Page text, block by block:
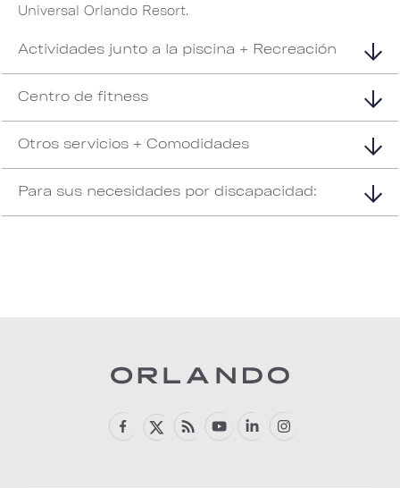
Universal Orlando Resort.
Actividades junto a la piscina + Recreación
Centro de fitness
Otros servicios + Comodidades
Para sus necesidades por discapacidad: